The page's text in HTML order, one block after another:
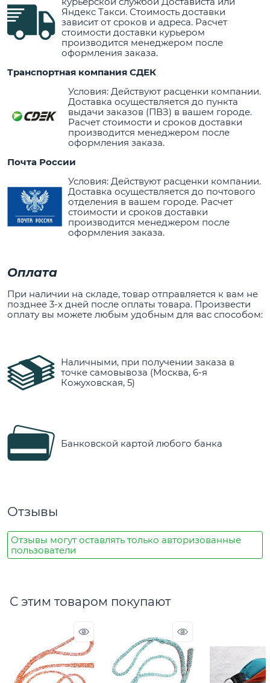
Яндекс Такси. Стоимость доставки
зависит от сроков и адреса. Расчет
стоимости доставки курьером
производится менеджером после
оформления заказа.
Транспортная компания СДЕК
Условия: Действуют расценки компании.
Доставка осуществляется до пункта
выдачи заказов (ПВЗ) в вашем городе.
Расчет стоимости и сроков доставки
производится менеджером после
оформления заказа.
Почта России
Условия: Действуют расценки компании.
Доставка осуществляется до почтового
отделения в вашем городе. Расчет
стоимости и сроков доставки
производится менеджером после
оформления заказа.
Оплата
При наличии на складе, товар отправляется к вам не
позднее 3-х дней после оплаты товара. Произвести
оплату вы можете любым удобным для вас способом:
Наличными, при получении заказа в
точке самовывоза (Москва, 6-я
Кожуховская, 5)
Банковской картой любого банка
Отзывы
Отзывы могут оставлять только авторизованные
пользователи
С этим товаром покупают